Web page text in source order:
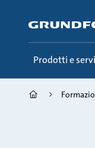
contenuto
principale
Prodotti e